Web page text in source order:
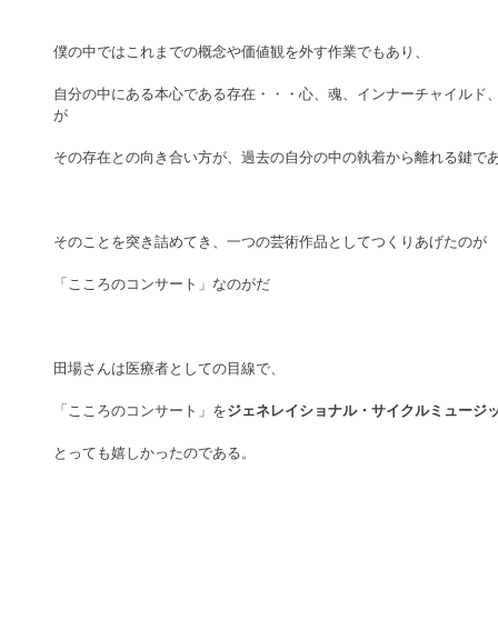
僕の中ではこれまでの概念や価値観を外す作業でもあり、
自分の中にある本心である存在・・・心、魂、インナーチャイルド
が
その存在との向き合い方が、過去の自分の中の執着から離れる鍵で
そのことを突き詰めてき、一つの芸術作品としてつくりあげたのが
「こころのコンサート」なのがだ
田場さんは医療者としての目線で、
「こころのコンサート」をジェネレイショナル・サイクルミュージ
とっても嬉しかったのである。